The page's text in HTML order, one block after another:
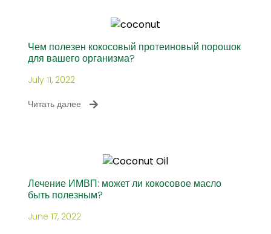
Чем полезен кокосовый протеиновый порошок
для вашего организма?
July 11, 2022
Читать далее
Лечение ИМВП: может ли кокосовое масло
быть полезным?
June 17, 2022